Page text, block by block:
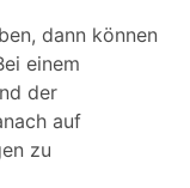
dann können
einem
der
auf
zu